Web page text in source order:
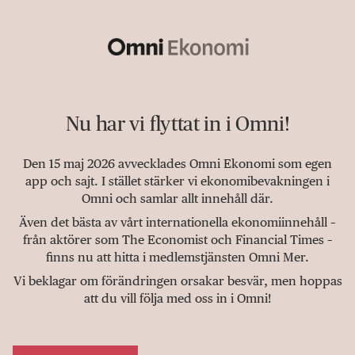
Nu har vi flyttat in i Omni!
Den 15 maj 2026 avvecklades Omni Ekonomi som egen
app och sajt. I stället stärker vi ekonomibevakningen i
Omni och samlar allt innehåll där.
Även det bästa av vårt internationella ekonomiinnehåll –
från aktörer som The Economist och Financial Times –
finns nu att hitta i medlemstjänsten Omni Mer.
Vi beklagar om förändringen orsakar besvär, men hoppas
att du vill följa med oss in i Omni!